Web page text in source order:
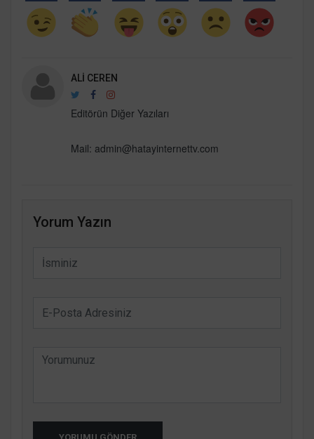
ALI CEREN
Editörün Diğer Yazıları
Mail: admin@hatayinternettv.com
Yorum Yazın